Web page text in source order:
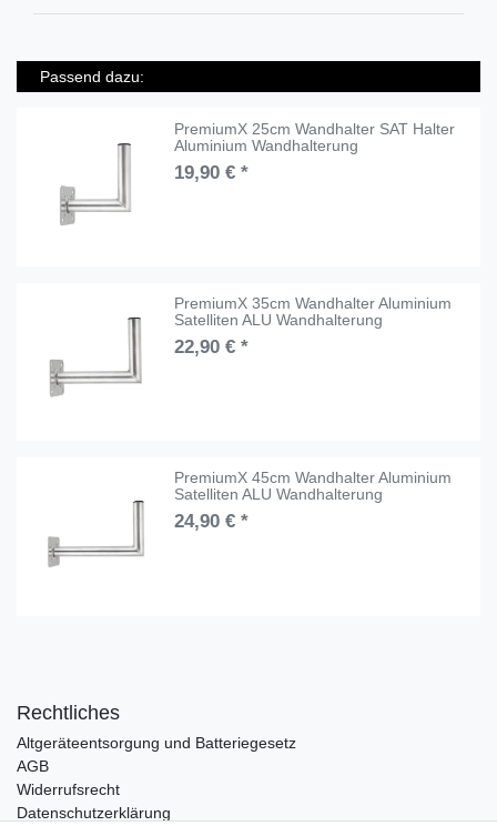
Passend dazu:
PremiumX 25cm Wandhalter SAT Halter
Aluminium Wandhalterung
19,90 € *
PremiumX 35cm Wandhalter Aluminium
Satelliten ALU Wandhalterung
22,90 € *
PremiumX 45cm Wandhalter Aluminium
Satelliten ALU Wandhalterung
24,90 € *
Rechtliches
Altgeräteentsorgung und Batteriegesetz
AGB
Widerrufsrecht
Datenschutzerklärung